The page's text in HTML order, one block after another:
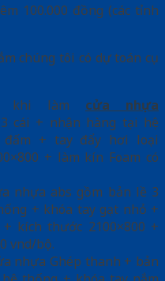
100.000 đồng (các tỉnh
chúng tôi có dự toán cụ
khi làm cửa nhựa
cái + nhận hàng tại hệ
+ tay đẩy hơi loại
+ làm kín Foam có
nhựa abs gồm bản lề 3
+ khóa tay gạt nhỏ +
kích thước 2100×800 +
vnd/bộ.
nhựa Ghép thanh + bản